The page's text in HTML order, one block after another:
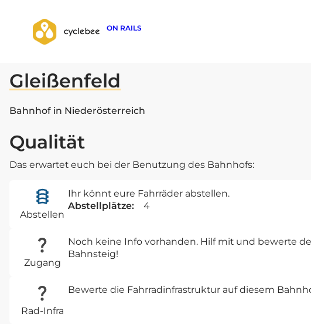
ON RAILS
zurück zur Suche
Gleißenfeld
Bahnhof in Niederösterreich
Qualität
Das erwartet euch bei der Benutzung des Bahnhofs:
Abstellen
Ihr könnt eure Fahrräder abstellen.
Abstellplätze:
4
Zugang
Noch keine Info vorhanden. Hilf mit und bewerte
Bahnsteig!
Rad-Infra
Bewerte die Fahrradinfrastruktur auf diesem